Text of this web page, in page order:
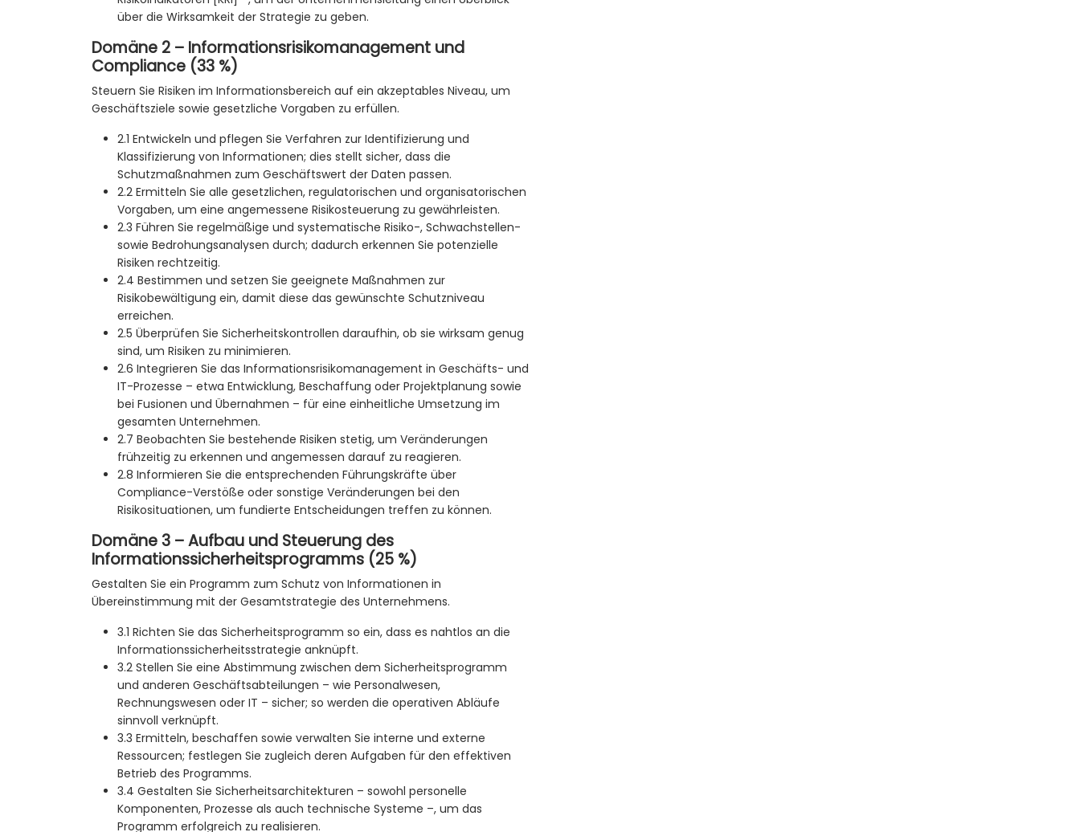
über die Wirksamkeit der Strategie zu geben.
Domäne 2 – Informationsrisikomanagement und
Compliance (33 %)
Steuern Sie Risiken im Informationsbereich auf ein akzeptables Niveau, um
Geschäftsziele sowie gesetzliche Vorgaben zu erfüllen.
2.1 Entwickeln und pflegen Sie Verfahren zur Identifizierung und
Klassifizierung von Informationen; dies stellt sicher, dass die
Schutzmaßnahmen zum Geschäftswert der Daten passen.
2.2 Ermitteln Sie alle gesetzlichen, regulatorischen und organisatorischen
Vorgaben, um eine angemessene Risikosteuerung zu gewährleisten.
2.3 Führen Sie regelmäßige und systematische Risiko-, Schwachstellen-
sowie Bedrohungsanalysen durch; dadurch erkennen Sie potenzielle
Risiken rechtzeitig.
2.4 Bestimmen und setzen Sie geeignete Maßnahmen zur
Risikobewältigung ein, damit diese das gewünschte Schutzniveau
erreichen.
2.5 Überprüfen Sie Sicherheitskontrollen daraufhin, ob sie wirksam genug
sind, um Risiken zu minimieren.
2.6 Integrieren Sie das Informationsrisikomanagement in Geschäfts- und
IT-Prozesse – etwa Entwicklung, Beschaffung oder Projektplanung sowie
bei Fusionen und Übernahmen – für eine einheitliche Umsetzung im
gesamten Unternehmen.
2.7 Beobachten Sie bestehende Risiken stetig, um Veränderungen
frühzeitig zu erkennen und angemessen darauf zu reagieren.
2.8 Informieren Sie die entsprechenden Führungskräfte über
Compliance-Verstöße oder sonstige Veränderungen bei den
Risikosituationen, um fundierte Entscheidungen treffen zu können.
Domäne 3 – Aufbau und Steuerung des
Informationssicherheitsprogramms (25 %)
Gestalten Sie ein Programm zum Schutz von Informationen in
Übereinstimmung mit der Gesamtstrategie des Unternehmens.
3.1 Richten Sie das Sicherheitsprogramm so ein, dass es nahtlos an die
Informationssicherheitsstrategie anknüpft.
3.2 Stellen Sie eine Abstimmung zwischen dem Sicherheitsprogramm
und anderen Geschäftsabteilungen – wie Personalwesen,
Rechnungswesen oder IT – sicher; so werden die operativen Abläufe
sinnvoll verknüpft.
3.3 Ermitteln, beschaffen sowie verwalten Sie interne und externe
Ressourcen; festlegen Sie zugleich deren Aufgaben für den effektiven
Betrieb des Programms.
3.4 Gestalten Sie Sicherheitsarchitekturen – sowohl personelle
Komponenten, Prozesse als auch technische Systeme –, um das
Programm erfolgreich zu realisieren.